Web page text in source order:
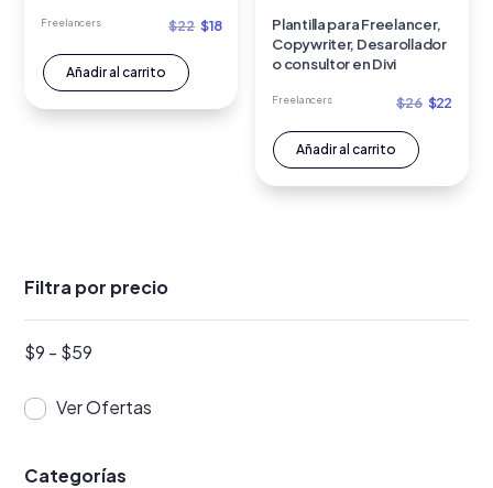
Freelancers $22 El
era:
$18El
es:
Añadir al carrito
Plantilla para Freelancer,
Copywriter, Desarollador
o consultor en Divi
Freelancers $26 El
era:
$22El
es:
Añadir al carrito
Filtra por precio
$9 - $59
Ver Ofertas
Categorías